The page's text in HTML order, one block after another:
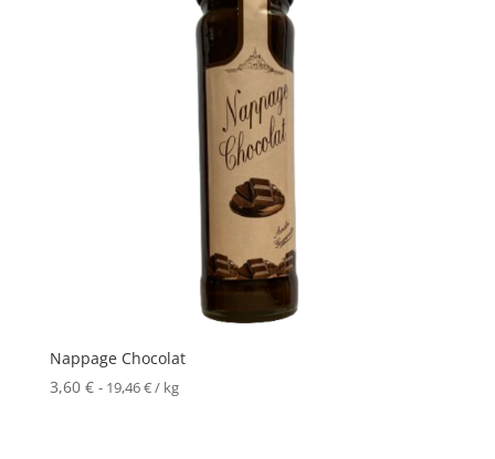
Nappage Chocolat
3,60 € - 19,46€/ kg